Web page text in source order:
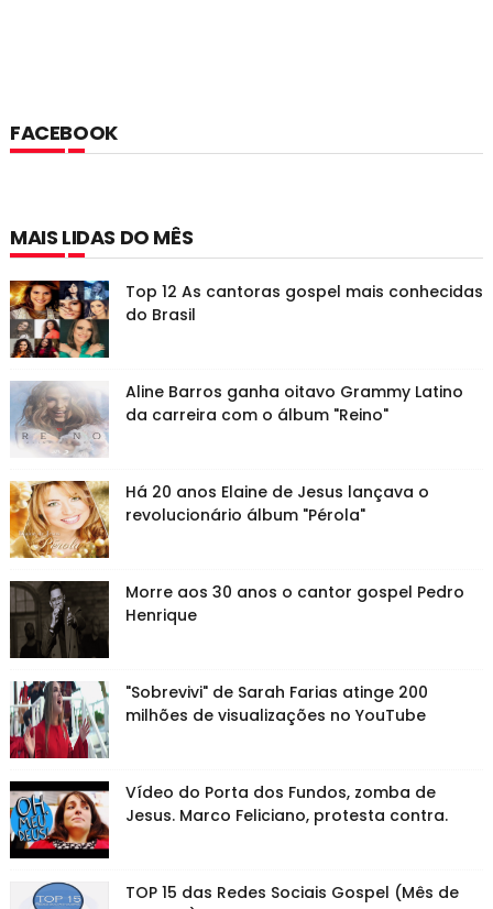
FACEBOOK
MAIS LIDAS DO MÊS
Top 12 As cantoras gospel mais conhecidas
do Brasil
Aline Barros ganha oitavo Grammy Latino
da carreira com o álbum "Reino"
Há 20 anos Elaine de Jesus lançava o
revolucionário álbum "Pérola"
Morre aos 30 anos o cantor gospel Pedro
Henrique
"Sobrevivi" de Sarah Farias atinge 200
milhões de visualizações no YouTube
Vídeo do Porta dos Fundos, zomba de
Jesus. Marco Feliciano, protesta contra.
TOP 15 das Redes Sociais Gospel (Mês de